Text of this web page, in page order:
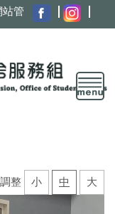
站管
整 小 中 大